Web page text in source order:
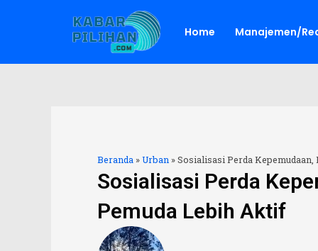
Home Manajemen/
Beranda »Urban »Sosialisasi Perda
Sosialisasi Perda
Pemuda Lebih Aktif